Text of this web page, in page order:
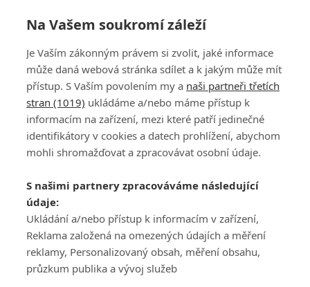
PŘIHLÁSIT
REGISTROVAT
DISKUZE
Šéfredaktorkou webu jePetr Slavík, e-mailserialy@fandimefilmu.cz
Máte-li zájem o inzerci na našem webu napište nám na e-mail
studio@koncal.com
Ochrana osobních údajů|Zásady používání cookies |Pravidla webu
Upravit nastavení soukromí
Na Vašem soukromí záleží
Je Vaším zákonným právem si zvolit, jaké informace
může daná webová stránka sdílet a k jakým může mít
přístup. S Vaším povolením my a naši partneři třetích
stran (1019) ukládáme a/nebo máme přístup k
informacím na zařízení, mezi které patří jedinečné
identifikátory v cookies a datech prohlížení, abychom
mohli shromažďovat a zpracovávat osobní údaje.
S našimi partnery zpracováváme následující
údaje:
Ukládání a/nebo přístup k informacím v zařízení,
Reklama založená na omezených údajích a měření
reklamy, Personalizovaný obsah, měření obsahu,
průzkum publika a vývoj služeb